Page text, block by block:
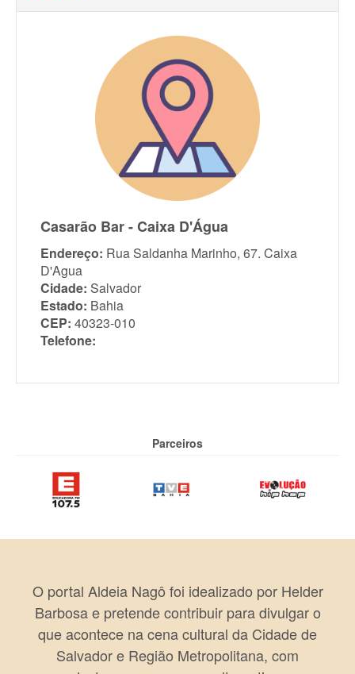
Casarão Bar - Caixa D'Água
Endereço: Rua Saldanha Marinho, 67. Caixa
D'Agua
Cidade: Salvador
Estado: Bahia
CEP: 40323-010
Telefone:
Parceiros
O portal Aldeia Nagô foi idealizado por Helder
Barbosa e pretende contribuir para divulgar o
que acontece na cena cultural da Cidade de
Salvador e Região Metropolitana, com